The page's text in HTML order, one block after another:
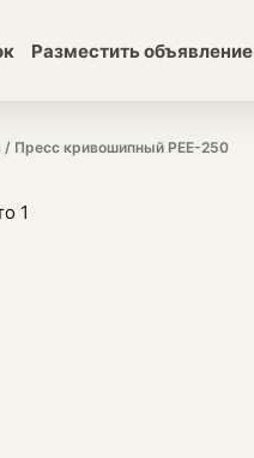
Разместить объявление
/ Пресс кривошипный PEE-250